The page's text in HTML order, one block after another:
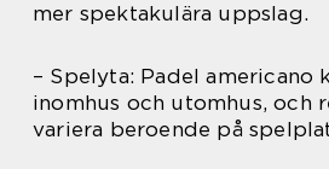
mer spektakulära uppslag.
– Spelyta: Padel americano
inomhus och utomhus, och
variera beroende på